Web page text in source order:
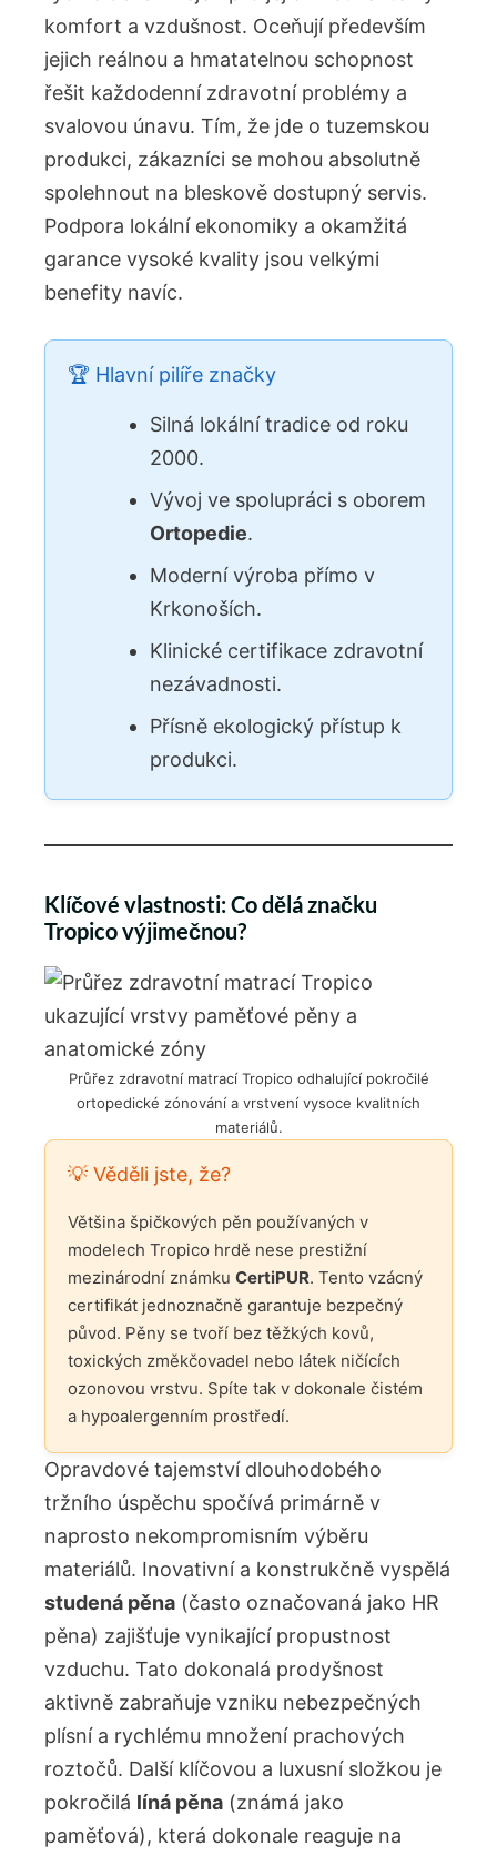
komfort a vzdušnost. Oceňují především
jejich reálnou a hmatatelnou schopnost
řešit každodenní zdravotní problémy a
svalovou únavu. Tím, že jde o tuzemskou
produkci, zákazníci se mohou absolutně
spolehnout na bleskově dostupný servis.
Podpora lokální ekonomiky a okamžitá
garance vysoké kvality jsou velkými
benefity navíc.
🏆 Hlavní pilíře značky
Silná lokální tradice od roku
2000.
Vývoj ve spolupráci s oborem
Ortopedie.
Moderní výroba přímo v
Krkonoších.
Klinické certifikace zdravotní
nezávadnosti.
Přísně ekologický přístup k
produkci.
Klíčové vlastnosti: Co dělá značku
Tropico výjimečnou?
Průřez zdravotní matrací Tropico odhalující pokročilé
ortopedické zónování a vrstvení vysoce kvalitních
materiálů.
💡 Věděli jste, že?
Většina špičkových pěn používaných v
modelech Tropico hrdě nese prestižní
mezinárodní známku CertiPUR. Tento vzácný
certifikát jednoznačně garantuje bezpečný
původ. Pěny se tvoří bez těžkých kovů,
toxických změkčovadel nebo látek ničících
ozonovou vrstvu. Spíte tak v dokonale čistém
a hypoalergenním prostředí.
Opravdové tajemství dlouhodobého
tržního úspěchu spočívá primárně v
naprosto nekompromisním výběru
materiálů. Inovativní a konstrukčně vyspělá
studená pěna (často označovaná jako HR
pěna) zajišťuje vynikající propustnost
vzduchu. Tato dokonalá prodyšnost
aktivně zabraňuje vzniku nebezpečných
plísní a rychlému množení prachových
roztočů. Další klíčovou a luxusní složkou je
pokročilá líná pěna (známá jako
paměťová), která dokonale reaguje na